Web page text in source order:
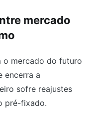
mercado
o mercado do futuro
encerra a
sofre reajustes
pré-fixado.